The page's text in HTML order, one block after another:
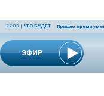
ЭФИР
22:03 | ЧТО БУДЕТ Пришло время